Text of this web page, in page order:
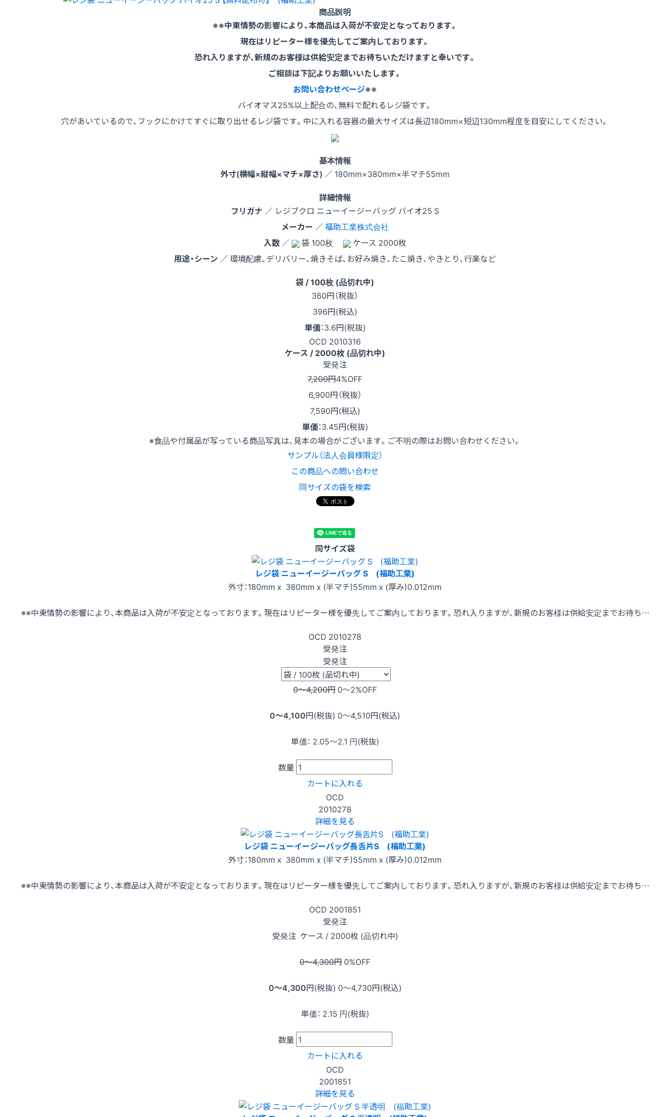
商品説明
※※中東情勢の影響により、本商品は入荷が不安定となっております。
現在はリピーター様を優先してご案内しております。
恐れ入りますが、新規のお客様は供給安定までお待ちいただけますと幸いです。
ご相談は下記よりお願いいたします。
お問い合わせページ※※
バイオマス25%以上配合の、無料で配れるレジ袋です。
穴があいているので、フックにかけてすぐに取り出せるレジ袋です。中に入れる容器の最大サイズは長辺180mm×短辺130mm程度を目安にしてください。
基本情報
外寸(横幅×縦幅×マチ×厚さ) ／ 180mm×380mm×半マチ55mm
詳細情報
フリガナ ／ レジブクロ ニューイージーバッグ バイオ25 S
メーカー ／福助工業株式会社
入数 ／ 袋 100枚
ケース 2000枚
用途・シーン ／ 環境配慮、デリバリー、焼きそば、お好み焼き、たこ焼き、やきとり、行楽など
袋 / 100枚 (品切れ中)
360円（税抜）
396円(税込)
単価：3.6円(税抜)
OCD 2010316
ケース / 2000枚 (品切れ中)
受発注
7,200円4%OFF
6,900円（税抜）
7,590円(税込)
単価：3.45円(税抜)
※食品や付属品が写っている商品写真は、見本の場合がございます。ご不明の際はお問い合わせください。
サンプル（法人会員様限定）
この商品への問い合わせ
同サイズの袋を検索
同サイズ袋
レジ袋 ニューイージーバッグ S (福助工業)
外寸：180mm x 380mm x (半マチ)55mm x (厚み)0.012mm
※※中東情勢の影響により、本商品は入荷が不安定となっております。現在はリピーター様を優先してご案内しております。恐れ入りますが、新規のお客様は供給安定までお待ち…
OCD 2010278
受発注
受発注
0〜4,200円 0〜2%OFF
0〜4,100円(税抜) 0〜4,510円(税込)
単価： 2.05〜2.1 円(税抜)
数量
カートに入れる
OCD
2010278
詳細を見る
レジ袋 ニューイージーバッグ長舌片S (福助工業)
外寸：180mm x 380mm x (半マチ)55mm x (厚み)0.012mm
※※中東情勢の影響により、本商品は入荷が不安定となっております。現在はリピーター様を優先してご案内しております。恐れ入りますが、新規のお客様は供給安定までお待ち…
OCD 2001851
受発注
受発注 ケース / 2000枚 (品切れ中)
0〜4,300円 0%OFF
0〜4,300円(税抜) 0〜4,730円(税込)
単価： 2.15 円(税抜)
数量
カートに入れる
OCD
2001851
詳細を見る